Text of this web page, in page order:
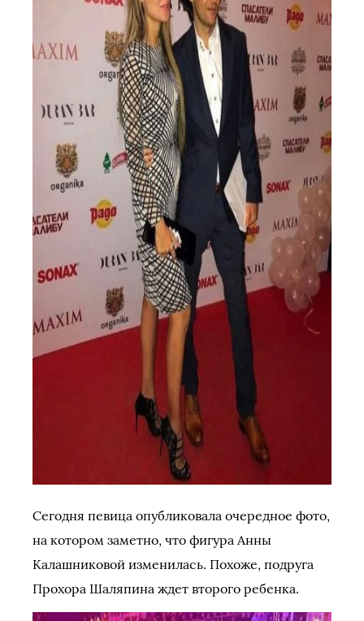
Сегодня певица опубликовала очередное фото,
на котором заметно, что фигура Анны
Калашниковой изменилась. Похоже, подруга
Прохора Шаляпина ждет второго ребенка.